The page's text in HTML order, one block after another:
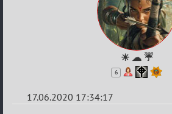
☀ ☁ ☔
6
17.06.2020 17:34:17